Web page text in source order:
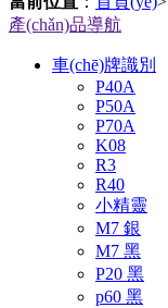
產(chǎn)品導航
車(chē)牌識別
P40A
P50A
P70A
K08
R3
R40
小精靈
M7 銀
M7 黑
P20 黑
p60 黑